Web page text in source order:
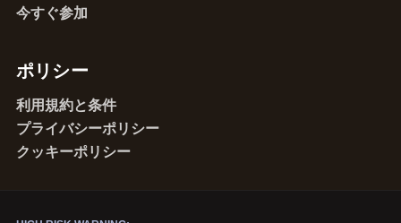
今すぐ参加
ポリシー
利用規約と条件
プライバシーポリシー
クッキーポリシー